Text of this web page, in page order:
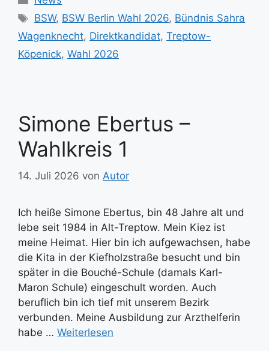
Schlagwörter
BSW, BSW Berlin Wahl 2026, Bündnis Sahra
Wagenknecht, Direktkandidat, Treptow-
Köpenick, Wahl 2026
Simone Ebertus –
Wahlkreis 1
14. Juli 2026 von Autor
Ich heiße Simone Ebertus, bin 48 Jahre alt und
lebe seit 1984 in Alt-Treptow. Mein Kiez ist
meine Heimat. Hier bin ich aufgewachsen, habe
die Kita in der Kiefholzstraße besucht und bin
später in die Bouché-Schule (damals Karl-
Maron Schule) eingeschult worden. Auch
beruflich bin ich tief mit unserem Bezirk
verbunden. Meine Ausbildung zur Arzthelferin
habe … Weiterlesen